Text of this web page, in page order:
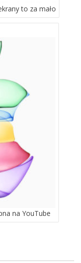
to za mało
na YouTube